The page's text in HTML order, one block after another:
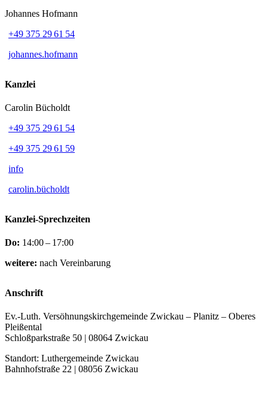
Johannes Hofmann
+49 375 29 61 54
johannes.hofmann
Kanzlei
Carolin Bücholdt
+49 375 29 61 54
+49 375 29 61 59
info
carolin.bücholdt
Kanzlei-Sprechzeiten
Do: 14:00 – 17:00
weitere: nach Vereinbarung
Anschrift
Ev.-Luth. Versöhnungskirchgemeinde Zwickau – Planitz – Oberes
Pleißental
Schloßparkstraße 50 | 08064 Zwickau
Standort: Luthergemeinde Zwickau
Bahnhofstraße 22 | 08056 Zwickau